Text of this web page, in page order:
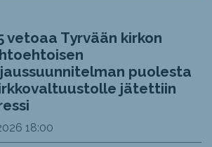
vetoaa Tyrvään kirkon
puolesta
jätettiin
18:00